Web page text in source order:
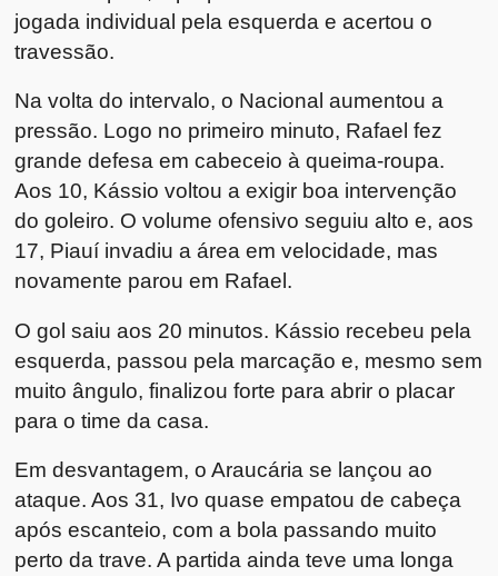
jogada individual pela esquerda e acertou o
travessão.
Na volta do intervalo, o Nacional aumentou a
pressão. Logo no primeiro minuto, Rafael fez
grande defesa em cabeceio à queima-roupa.
Aos 10, Kássio voltou a exigir boa intervenção
do goleiro. O volume ofensivo seguiu alto e, aos
17, Piauí invadiu a área em velocidade, mas
novamente parou em Rafael.
O gol saiu aos 20 minutos. Kássio recebeu pela
esquerda, passou pela marcação e, mesmo sem
muito ângulo, finalizou forte para abrir o placar
para o time da casa.
Em desvantagem, o Araucária se lançou ao
ataque. Aos 31, Ivo quase empatou de cabeça
após escanteio, com a bola passando muito
perto da trave. A partida ainda teve uma longa